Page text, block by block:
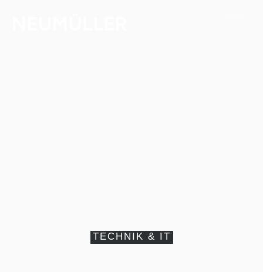
TECHNIK & IT